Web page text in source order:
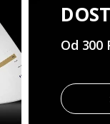
Od 300